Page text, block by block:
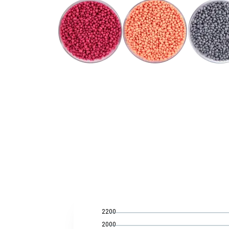
2200
2000